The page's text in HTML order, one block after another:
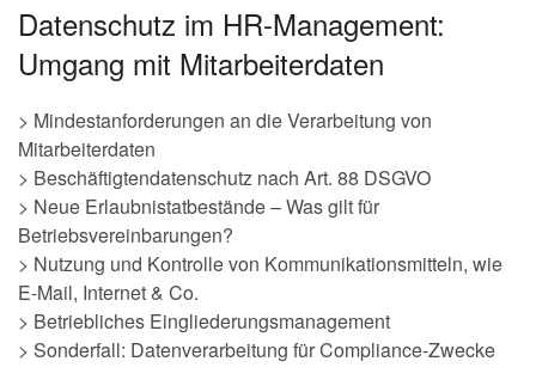
Datenschutz im HR-Management:
Umgang mit Mitarbeiterdaten
> Mindestanforderungen an die Verarbeitung von
Mitarbeiterdaten
> Beschäftigtendatenschutz nach Art. 88 DSGVO
> Neue Erlaubnistatbestände – Was gilt für
Betriebsvereinbarungen?
> Nutzung und Kontrolle von Kommunikationsmitteln, wie
E-Mail, Internet & Co.
> Betriebliches Eingliederungsmanagement
> Sonderfall: Datenverarbeitung für Compliance-Zwecke